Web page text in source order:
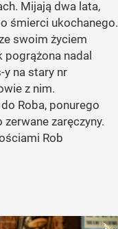
Mijają dwa lata,
śmierci ukochanego.
swoim życiem
pogrążona nadal
y na stary nr
z nim.
Roba, ponurego
zaręczyny.
Rob